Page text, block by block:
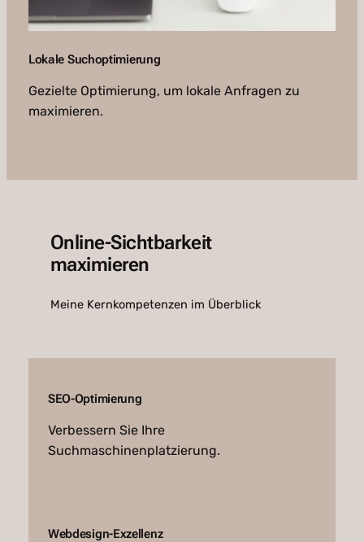
Lokale Suchoptimierung
Gezielte Optimierung, um lokale Anfragen zu
maximieren.
Online-Sichtbarkeit
maximieren
Meine Kernkompetenzen im Überblick
SEO-Optimierung
Verbessern Sie Ihre
Suchmaschinenplatzierung.
Webdesign-Exzellenz